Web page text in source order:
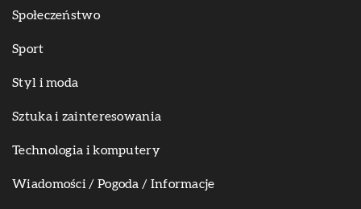
Społeczeństwo
Sport
Styl i moda
Sztuka i zainteresowania
Technologia i komputery
Wiadomości / Pogoda / Informacje